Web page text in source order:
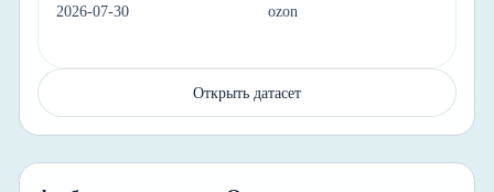
2026-07-30 ozon
Открыть датасет